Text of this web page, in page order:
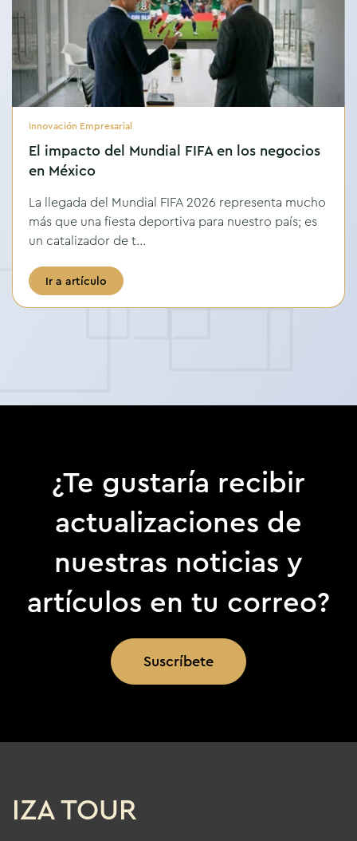
Innovación Empresarial
El impacto del Mundial FIFA en los negocios
en México
La llegada del Mundial FIFA 2026 representa mucho
más que una fiesta deportiva para nuestro país; es
un catalizador de t...
Ir a artículo
¿Te gustaría recibir
actualizaciones de
nuestras noticias y
artículos en tu correo?
Suscríbete
IZA TOUR